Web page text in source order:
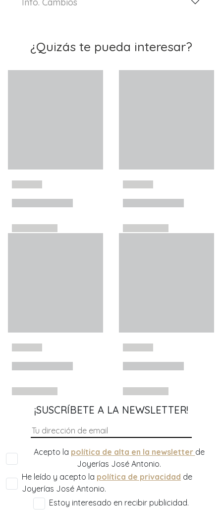
¿Quizás te pueda interesar?
¡SUSCRÍBETE A LA NEWSLETTER!
Acepto la política de alta en la newsletter de
Joyerías José Antonio.
He leído y acepto la política de privacidad de
Joyerías José Antonio.
Estoy interesado en recibir publicidad.